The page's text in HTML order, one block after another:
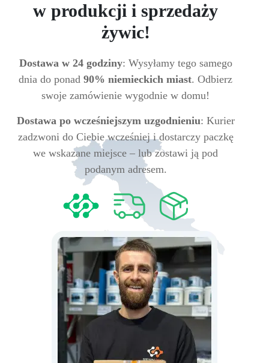
w produkcji i sprzedaży
żywic!
Dostawa w 24 godziny: Wysyłamy tego samego
dnia do ponad 90% niemieckich miast. Odbierz
swoje zamówienie wygodnie w domu!
Dostawa po wcześniejszym uzgodnieniu: Kurier
zadzwoni do Ciebie wcześniej i dostarczy paczkę
we wskazane miejsce – lub zostawi ją pod
podanym adresem.